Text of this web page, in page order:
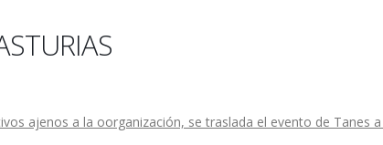
ajenos a la oorganización, se traslada el evento de Tanes